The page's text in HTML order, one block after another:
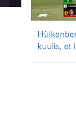
kuulis, et